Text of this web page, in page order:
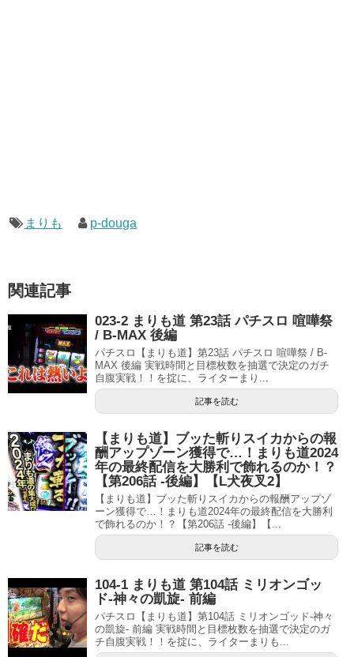
まりも p-douga
関連記事
023-2 まりも道 第23話 パチスロ 喧嘩祭
/ B-MAX 後編
パチスロ【まりも道】第23話 パチスロ 喧嘩祭 / B-
MAX 後編 実戦時間と目標枚数を抽選で決定のガチ
自腹実戦！！を掟に、ライターまり...
記事を読む
【まりも道】ブッた斬りスイカからの報
酬アップゾーン獲得で…！まりも道2024
年の最終配信を大勝利で飾れるのか！？
【第206話 -後編】【L犬夜叉2】
【まりも道】ブッた斬りスイカからの報酬アップゾ
ーン獲得で…！まりも道2024年の最終配信を大勝利
で飾れるのか！？【第206話 -後編】【...
記事を読む
104-1 まりも道 第104話 ミリオンゴッ
ド-神々の凱旋- 前編
パチスロ【まりも道】第104話 ミリオンゴッド-神々
の凱旋- 前編 実戦時間と目標枚数を抽選で決定のガ
チ自腹実戦！！を掟に、ライターまりも...